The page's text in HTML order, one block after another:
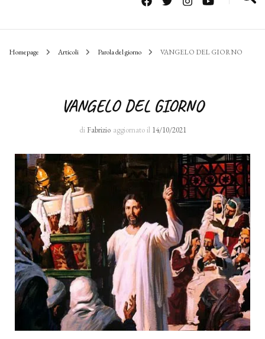
Homepage Articoli Parola del giorno VANGELO DEL GIORNO
VANGELO DEL GIORNO
di Fabrizio aggiornato il 14/10/2021